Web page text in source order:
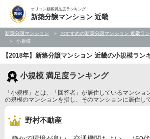
オリコン顧客満足度ランキング
新築分譲マンション 近畿
新築分譲マンション おすすめの新築分譲マンション 近畿ラ
小規模
【2018年】新築分譲マンション 近畿の小規模ラン
小規模 満足度ランキング
「小規模」とは、「回答者」が居住しているマンショ
の規模のマンションを指し、そのマンションに居住し
野村不動産